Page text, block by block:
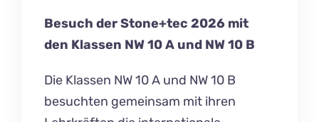
Besuch der Stone+tec 2026 mit
den Klassen NW 10 A und NW 10 B
Die Klassen NW 10 A und NW 10 B
besuchten gemeinsam mit ihren